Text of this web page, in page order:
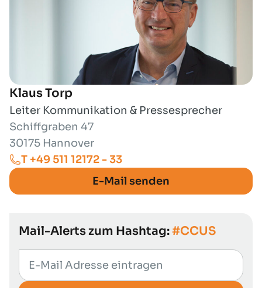
Klaus Torp
Leiter Kommunikation & Pressesprecher
Schiffgraben 47
30175 Hannover
T +49 511 12172 - 33
E-Mail senden
Mail-Alerts zum Hashtag:#CCUS